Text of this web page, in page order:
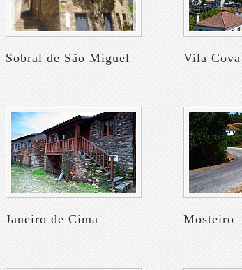
Sobral de São Miguel Vila
Janeiro de Cima Mosteiro